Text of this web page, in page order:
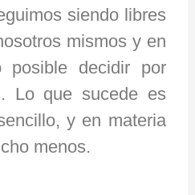
siendo libres
mismos y en
posible decidir por
Lo que sucede es
y en materia
menos.